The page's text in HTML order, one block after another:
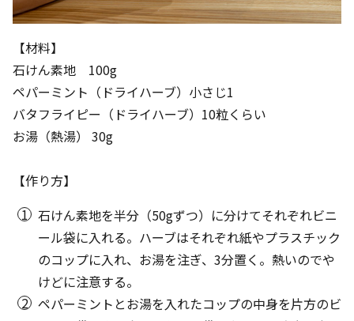
【材料】
石けん素地 100g
ペパーミント（ドライハーブ）小さじ1
バタフライピー（ドライハーブ）10粒くらい
お湯（熱湯） 30g
【作り方】
石けん素地を半分（50gずつ）に分けてそれぞれビニ
ール袋に入れる。ハーブはそれぞれ紙やプラスチック
のコップに入れ、お湯を注ぎ、3分置く。熱いのでや
けどに注意する。
ペパーミントとお湯を入れたコップの中身を片方のビ